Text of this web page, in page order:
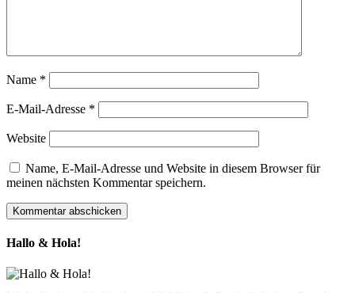
Name *
E-Mail-Adresse *
Website
Name, E-Mail-Adresse und Website in diesem Browser für
meinen nächsten Kommentar speichern.
Hallo & Hola!